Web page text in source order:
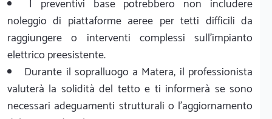
I preventivi base potrebbero non includere
noleggio di piattaforme aeree per tetti difficili da
raggiungere o interventi complessi sull'impianto
elettrico preesistente.
Durante il sopralluogo a Matera, il professionista
valuterà la solidità del tetto e ti informerà se sono
necessari adeguamenti strutturali o l'aggiornamento